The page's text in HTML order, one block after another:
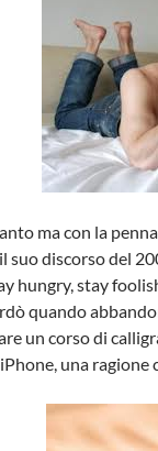
ma con la penna
suo discorso del
hungry, stay
quando
un corso di
una ragione